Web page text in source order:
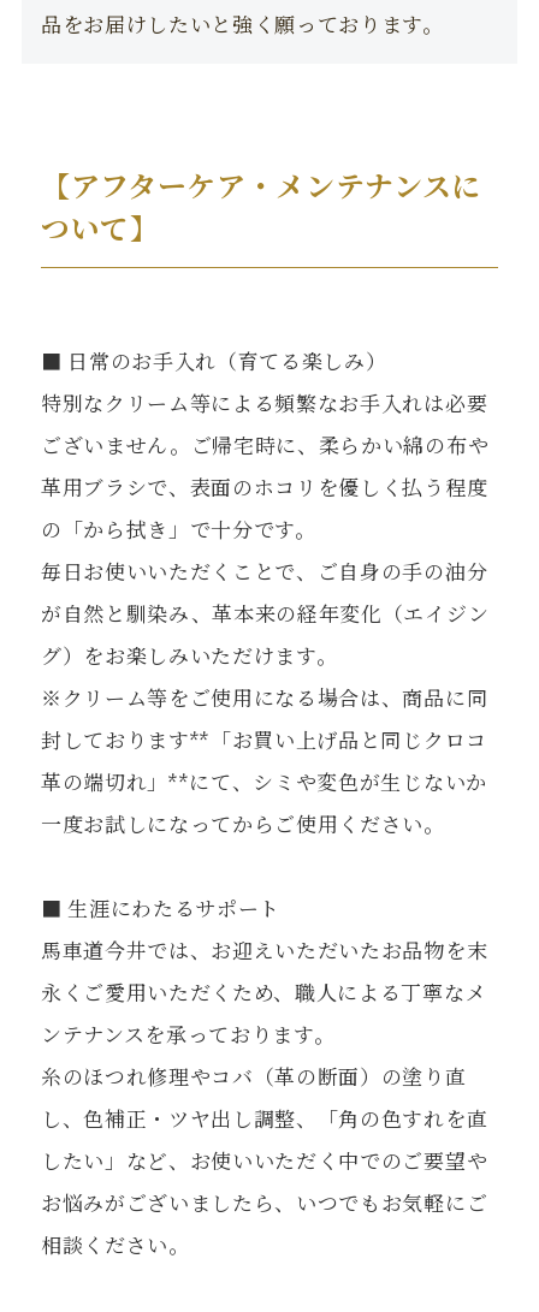
品をお届けしたいと強く願っております。
【アフターケア・メンテナンスに
ついて】
■ 日常のお手入れ（育てる楽しみ）
特別なクリーム等による頻繁なお手入れは必要
ございません。ご帰宅時に、柔らかい綿の布や
革用ブラシで、表面のホコリを優しく払う程度
の「から拭き」で十分です。
毎日お使いいただくことで、ご自身の手の油分
が自然と馴染み、革本来の経年変化（エイジン
グ）をお楽しみいただけます。
※クリーム等をご使用になる場合は、商品に同
封しております**「お買い上げ品と同じクロコ
革の端切れ」**にて、シミや変色が生じないか
一度お試しになってからご使用ください。
■ 生涯にわたるサポート
馬車道今井では、お迎えいただいたお品物を末
永くご愛用いただくため、職人による丁寧なメ
ンテナンスを承っております。
糸のほつれ修理やコバ（革の断面）の塗り直
し、色補正・ツヤ出し調整、「角の色すれを直
したい」など、お使いいただく中でのご要望や
お悩みがございましたら、いつでもお気軽にご
相談ください。